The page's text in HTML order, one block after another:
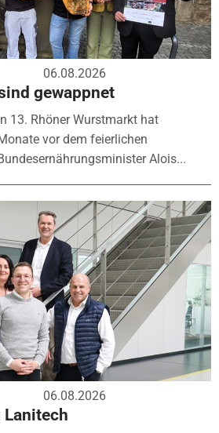
06.08.2026
gewappnet
13. Rhöner Wurstmarkt hat
vor dem feierlichen
Alois...
06.08.2026